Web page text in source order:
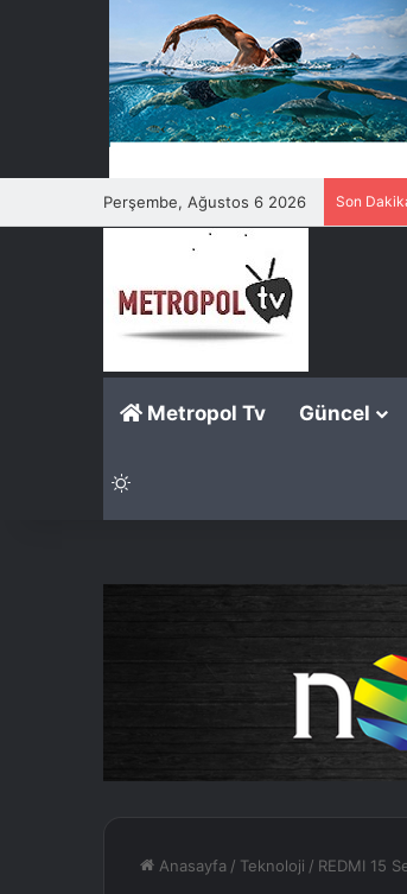
Perşembe, Ağustos 6 2026 Son
Metropol Tv Güncel
Anasayfa / Teknoloji / REDMI 15